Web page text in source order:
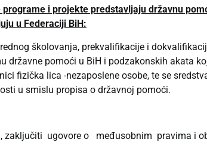
i projekte predstavljaju državnu
u Federaciji BiH:
školovanja, prekvalifikacije i
državne pomoći u BiH i podzakonskih akata
fizička lica -nezaposlene osobe, te se
u smislu propisa o državnoj pomoći.
zaključiti ugovore o međusobnim pravima i